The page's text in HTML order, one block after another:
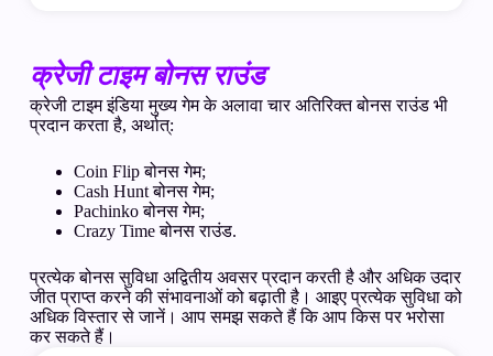
क्रेजी टाइम बोनस राउंड
क्रेजी टाइम इंडिया मुख्य गेम के अलावा चार अतिरिक्त बोनस राउंड भी
प्रदान करता है, अर्थात्:
Coin Flip बोनस गेम;
Cash Hunt बोनस गेम;
Pachinko बोनस गेम;
Crazy Time बोनस राउंड.
प्रत्येक बोनस सुविधा अद्वितीय अवसर प्रदान करती है और अधिक उदार
जीत प्राप्त करने की संभावनाओं को बढ़ाती है। आइए प्रत्येक सुविधा को
अधिक विस्तार से जानें। आप समझ सकते हैं कि आप किस पर भरोसा
कर सकते हैं।